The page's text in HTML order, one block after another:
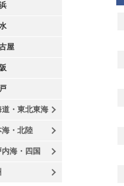
屋
道・東北東海
海・北陸
海・四国